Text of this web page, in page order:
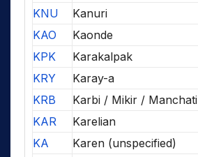
KNU
Kanuri
KAO
Kaonde
KPK
Karakalpak
KRY
Karay-a
KRB
Karbi / Mikir / Manchati
KAR
Karelian
KA
Karen (unspecified)